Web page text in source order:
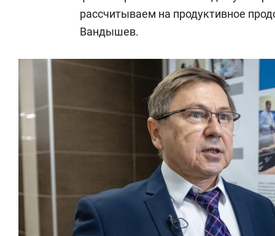
рассчитываем на продуктивное
Вандышев.